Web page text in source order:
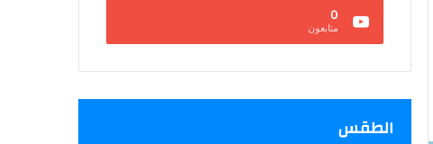
0
متابعون
الطقس